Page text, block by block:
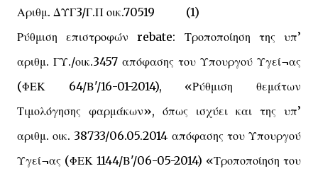
Αριθμ. ΔΥΓ3/Γ.Π οικ.70519 (1)
Ρύθμιση επιστροφώνrebate: Τροποποίηση της υπ’
αριθμ. ΓΥ./οικ.3457 απόφασης του Υπουργού Υγεί¬ας
(ΦΕΚ 64/Β'/16-01-2014), «Ρύθμιση θεμάτων
Τιμολόγησης φαρμάκων», όπως ισχύει και της υπ’
αριθμ. οικ. 38733/06.05.2014 απόφασης του Υπουργού
Υγεί¬ας (ΦΕΚ 1144/Β'/06-05-2014) «Τροποποίηση του